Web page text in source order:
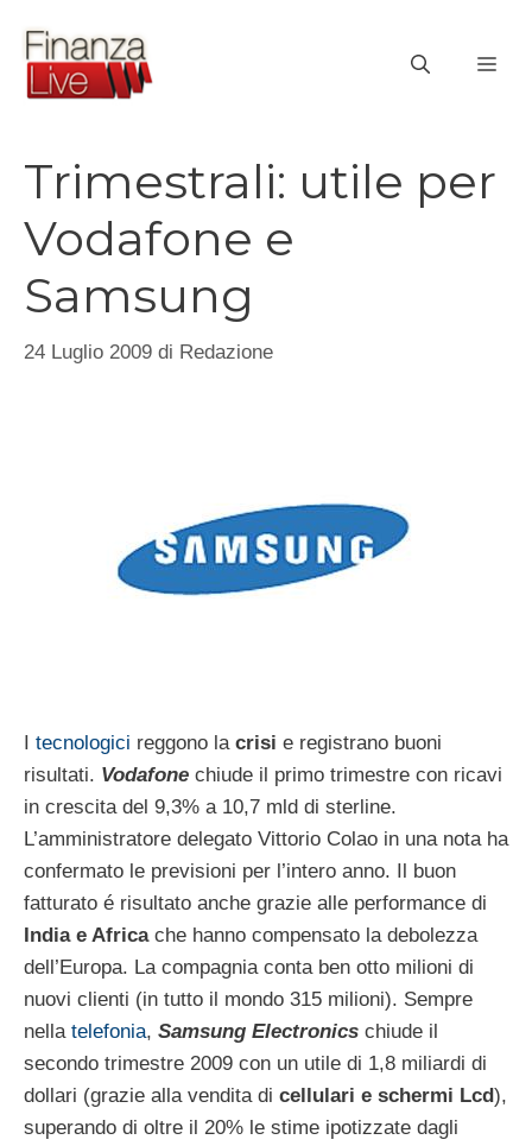
contenuto
Trimestrali: utile per
Vodafone e
Samsung
24 Luglio 2009 di Redazione
I tecnologici reggono la crisi e registrano buoni
risultati. Vodafone chiude il primo trimestre con ricavi
in crescita del 9,3% a 10,7 mld di sterline.
L’amministratore delegato Vittorio Colao in una nota ha
confermato le previsioni per l’intero anno. Il buon
fatturato é risultato anche grazie alle performance di
India e Africa che hanno compensato la debolezza
dell’Europa. La compagnia conta ben otto milioni di
nuovi clienti (in tutto il mondo 315 milioni). Sempre
nella telefonia, Samsung Electronics chiude il
secondo trimestre 2009 con un utile di 1,8 miliardi di
dollari (grazie alla vendita di cellulari e schermi Lcd),
superando di oltre il 20% le stime ipotizzate dagli